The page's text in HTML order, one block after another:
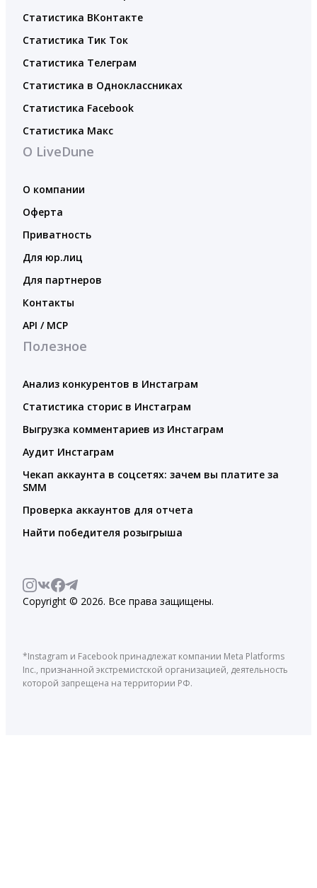
Статистика ВКонтакте
Статистика Тик Ток
Статистика Телеграм
Статистика в Одноклассниках
Статистика Facebook
Статистика Макс
О LiveDune
О компании
Оферта
Приватность
Для юр.лиц
Для партнеров
Контакты
API / MCP
Полезное
Анализ конкурентов в Инстаграм
Статистика сторис в Инстаграм
Выгрузка комментариев из Инстаграм
Аудит Инстаграм
Чекап аккаунта в соцсетях: зачем вы платите за
SMM
Проверка аккаунтов для отчета
Найти победителя розыгрыша
Copyright © 2026. Все права защищены.
*Instagram и Facebook принадлежат компании Meta Platforms
Inc., признанной экстремистской организацией, деятельность
которой запрещена на территории РФ.